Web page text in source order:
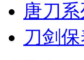
唐刀系
刀剑